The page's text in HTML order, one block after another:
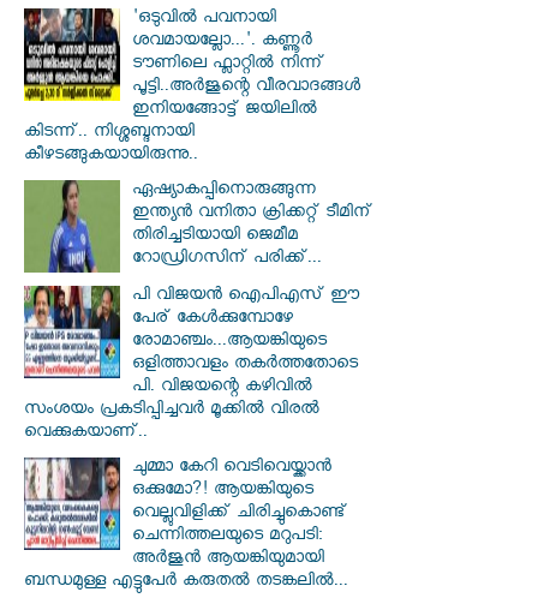
'ഒടുവിൽ പവനായി
ശവമായല്ലോ...'. കണ്ണൂര്‍
ടൗണിലെ ഫ്ലാറ്റിൽ നിന്ന്
പൂട്ടി..അർജുന്റെ വീരവാദങ്ങൾ
ഇനിയങ്ങോട്ട് ജയിലിൽ
കിടന്ന്.. നിശ്ശബ്ദനായി
കീഴടങ്ങുകയായിരുന്നു..
ഏഷ്യാകപ്പിനൊരുങ്ങുന്ന
ഇന്ത്യൻ വനിതാ ക്രിക്കറ്റ് ടീമിന്
തിരിച്ചടിയായി ജെമീമ
റോഡ്രിഗസിന് പരിക്ക്...
പി വിജയന്‍ ഐപിഎസ് ഈ
പേര് കേൾക്കുമ്പോഴേ
രോമാഞ്ചം...ആയങ്കിയുടെ
ഒളിത്താവളം തകര്‍ത്തതോടെ
പി. വിജയന്റെ കഴിവില്‍
സംശയം പ്രകടിപ്പിച്ചവര്‍ മൂക്കില്‍ വിരല്‍
വെക്കുകയാണ്..
ചുമ്മാ കേറി വെടിവെയ്ക്കാൻ
ഒക്കുമോ?! ആയങ്കിയുടെ
വെല്ലുവിളിക്ക് ചിരിച്ചുകൊണ്ട്
ചെന്നിത്തലയുടെ മറുപടി:
അർജുൻ ആയങ്കിയുമായി
ബന്ധമുള്ള എട്ടുപേർ കരുതൽ തടങ്കലിൽ...